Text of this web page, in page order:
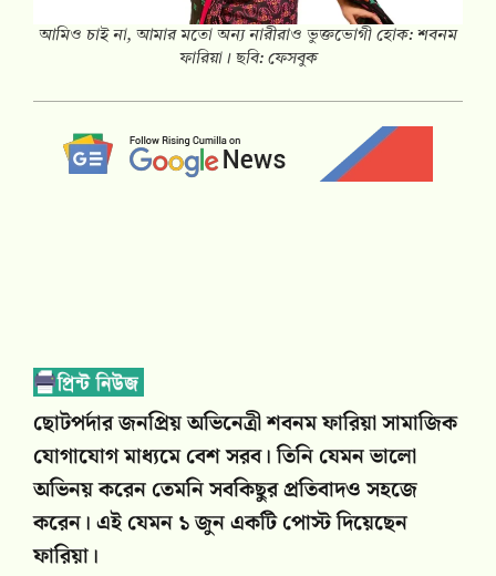
আমিও চাই না, আমার মতো অন্য নারীরাও ভুক্তভোগী হোক: শবনম
ফারিয়া। ছবি: ফেসবুক
ছোটপর্দার জনপ্রিয় অভিনেত্রী শবনম ফারিয়া সামাজিক
যোগাযোগ মাধ্যমে বেশ সরব। তিনি যেমন ভালো
অভিনয় করেন তেমনি সবকিছুর প্রতিবাদও সহজে
করেন।এই যেমন ১ জুন একটি পোস্ট দিয়েছেন
ফারিয়া।